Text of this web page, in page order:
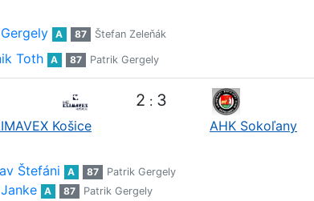
A 87 Štefan Zeleňák
Toth A 87 Patrik Gergely
Košice
2 : 3
AHK Sokoľany
Štefáni A 87
Patrik Gergely
A 87 Patrik Gergely